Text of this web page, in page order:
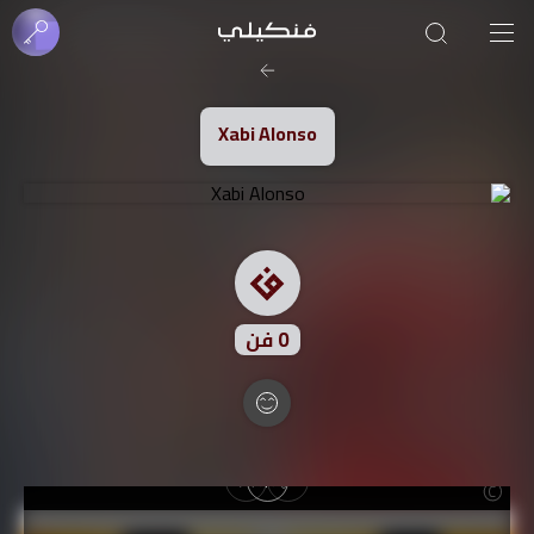
Xabi Alonso
0فن
صورة الغلاف من فن
SOUFIANE Abid